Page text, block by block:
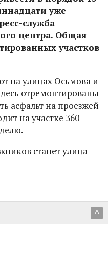
уже
служба
центра. Общая
участков
на улицах Осьмова и
отремонтированы
асфальт на проезжей
на участке 360
станет улица
^